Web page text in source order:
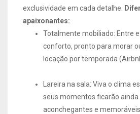
exclusividade em cada detalhe.
apaixonantes:
Totalmente mobiliado: Entre
conforto, pronto para morar
locação por temporada
Lareira na sala: Viva o clima
seus momentos ficarão ainda
aconchegantes e memoráveis.